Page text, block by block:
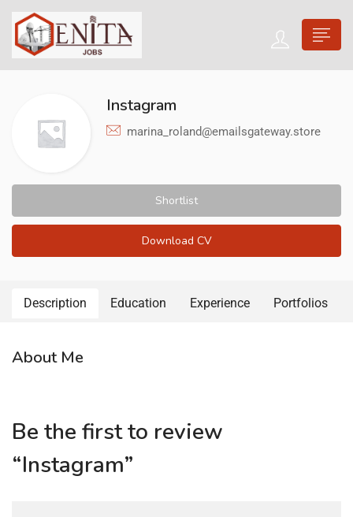
Instagram
marina_roland@emailsgateway.store
Shortlist
Download CV
Description Education Experience Portfolios
About Me
Be the first to review
“Instagram”